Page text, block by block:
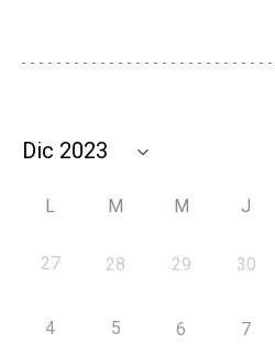
L M M J
27 28 29 30
4 5 6 7